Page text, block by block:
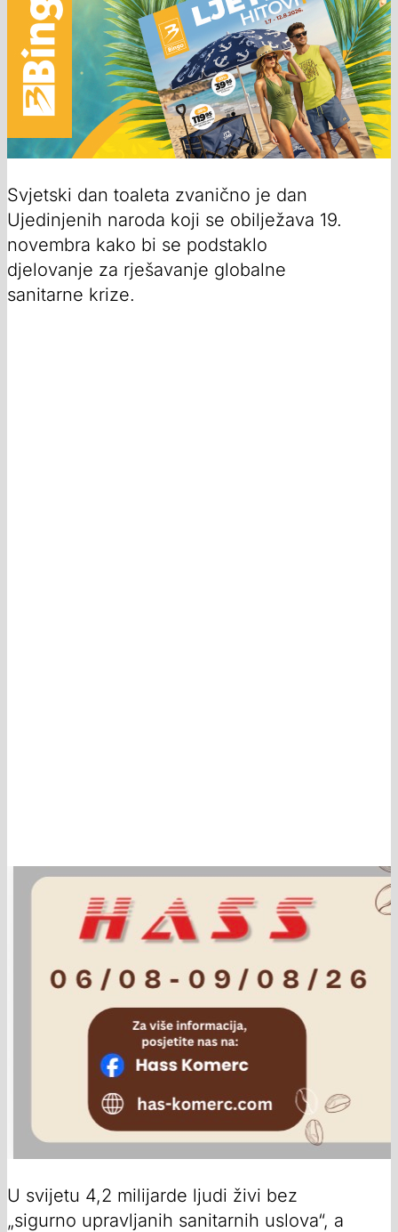
Svjetski dan toaleta zvanično je dan
Ujedinjenih naroda koji se obilježava 19.
novembra kako bi se podstaklo
djelovanje za rješavanje globalne
sanitarne krize.
U svijetu 4,2 milijarde ljudi živi bez
„sigurno upravljanih sanitarnih uslova“, a